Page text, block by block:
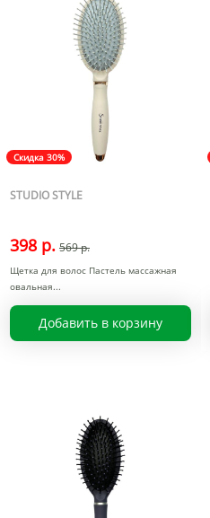
Скидка 30%
STUDIO STYLE
398 р. 569 р.
Щетка для волос Пастель массажная
овальная
Добавить в корзину